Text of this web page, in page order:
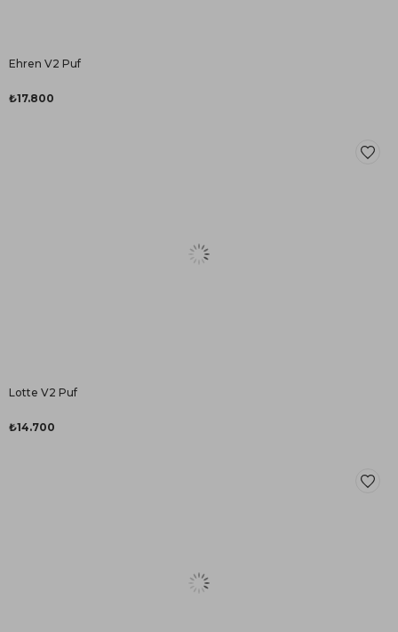
Ehren V2 Puf
₺17.800
Lotte V2 Puf
₺14.700